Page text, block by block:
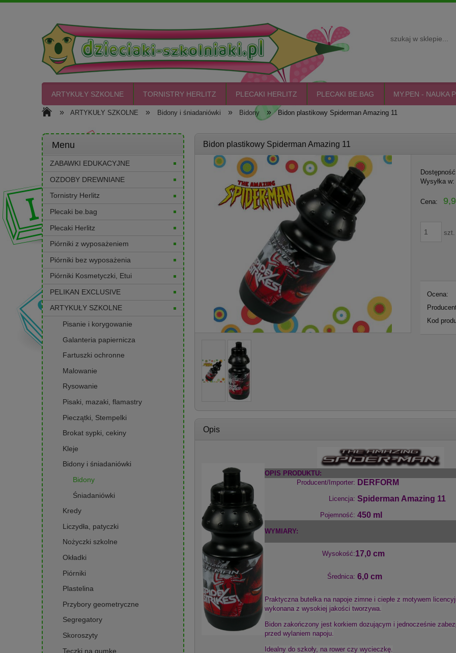
ARTYKUŁY SZKOLNE TORNISTRY HERLITZ PLECAKI HERLITZ PLECAKI BE.BAG MY.PEN - NAUKA
CIASTO PLASTO
» ARTYKUŁY SZKOLNE » Bidony i śniadaniówki » Bidony » Bidon plastikowy Spiderman Amazing 11
Menu
ZABAWKI EDUKACYJNE
OZDOBY DREWNIANE
Tornistry Herlitz
Plecaki be.bag
Plecaki Herlitz
Piórniki z wyposażeniem
Piórniki bez wyposażenia
Piórniki Kosmetyczki, Etui
PELIKAN EXCLUSIVE
ARTYKUŁY SZKOLNE
Pisanie i korygowanie
Galanteria papiernicza
Fartuszki ochronne
Malowanie
Rysowanie
Pisaki, mazaki, flamastry
Pieczątki, Stempelki
Brokat sypki, cekiny
Kleje
Bidony i śniadaniówki
Bidony
Śniadaniówki
Kredy
Liczydła, patyczki
Nożyczki szkolne
Okładki
Piórniki
Plastelina
Przybory geometryczne
Segregatory
Skoroszyty
Teczki na gumkę
Bidon plastikowy Spiderman Amazing 11
Wysyłka w:
Cena:
szt.
Ocena:
Kod
Opis
OPIS PRODUKTU:
Producent/Importer: DERFORM
Licencja: Spiderman Amazing 11
Pojemność: 450 ml
WYMIARY:
Wysokość:17,0 cm
Średnica: 6,0 cm
Praktyczna butelka na napoje zimne i ciepłe z motywem
wykonana z wysokiej jakości tworzywa.
Bidon zakończony jest korkiem dozującym i jednocześnie
przed wylaniem napoju.
Idealny do szkoły, na rower czy wycieczkę.